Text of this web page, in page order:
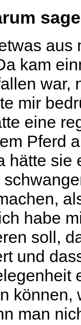
aus
kam
war,
mir
eine
Pferd
hätte sie
habe
soll,
und
können,
man